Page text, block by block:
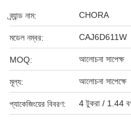
ব্র্যান্ড নাম: CHORA
মডেল নম্বর: CAJ6D611W
MOQ: আলোচনা সাপেক্ষ
মূল্য: আলোচনা সাপেক্ষে
প্যাকেজিংয়ের বিবরণ: 4 টুকরা / 1.44